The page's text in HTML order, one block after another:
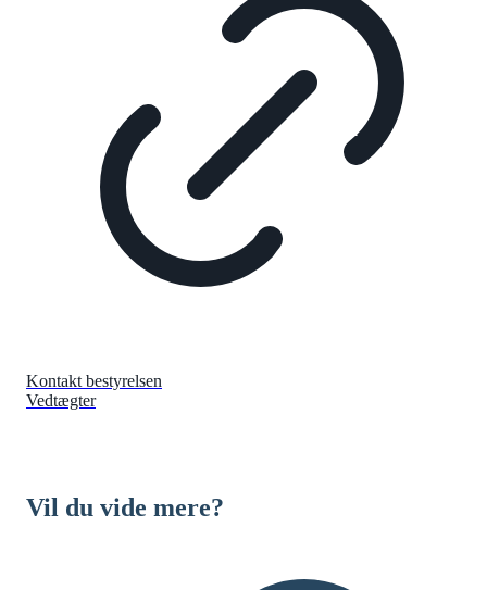
Kontakt bestyrelsen
Vedtægter
Vil du vide mere?